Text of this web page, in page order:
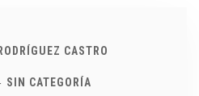
CASTRO
SIN CATEGORÍA